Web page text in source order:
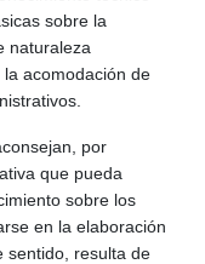
sobre la
naturaleza
acomodación de
por
que pueda
sobre los
en la elaboración
sentido, resulta de